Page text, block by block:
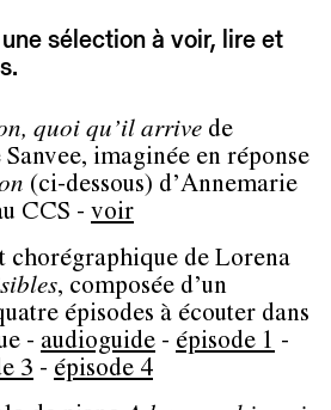
sélection à voir, lire et
quoi qu’il arrive de
imaginée en réponse
(ci-dessous) d’Annemarie
CCS - voir
chorégraphique de Lorena
, composée d’un
épisodes à écouter dans
- audioguide - épisode 1 -
3 - épisode 4